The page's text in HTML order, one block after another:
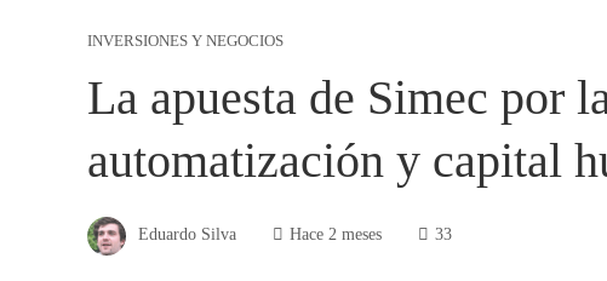
INVERSIONES Y NEGOCIOS
La apuesta de Simec por
automatización y capital
Eduardo Silva Hace 2 meses 33